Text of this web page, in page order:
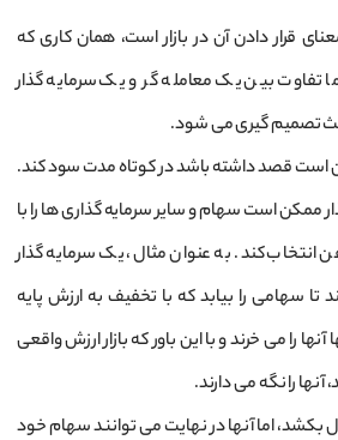
قرار دادن آن در بازار است، همان کاری که
تفاوت بین یک معامله گر و یک سرمایه گذار
تصمیم گیری می شود.
است قصد داشته باشد در کوتاه مدت سود کند.
ممکن است سهام و سایر سرمایه گذاری ها را با
انتخاب کند. به عنوان مثال، یک سرمایه گذار
تا سهامی را بیابد که با تخفیف به ارزش پایه
را می خرند و با این باور که بازار ارزش واقعی
را نگه می دارند.
اما آنها در نهایت می توانند سهام خود